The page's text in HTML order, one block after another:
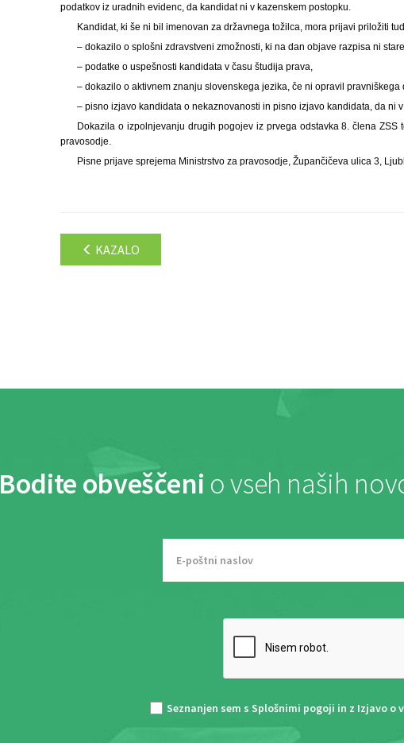
podatkov iz uradnih evidenc, da kandidat ni v kazenskem postopku.
Kandidat, ki še ni bil imenovan za državnega tožilca, mora prijavi priložiti
– dokazilo o splošni zdravstveni zmožnosti, ki na dan objave razpisa ni
– podatke o uspešnosti kandidata v času študija prava,
– dokazilo o aktivnem znanju slovenskega jezika, če ni opravil pravniškega
– pisno izjavo kandidata o nekaznovanosti in pisno izjavo kandidata, da ni v
Dokazila o izpolnjevanju drugih pogojev iz prvega odstavka 8. člena ZSS
pravosodje.
Pisne prijave sprejema Ministrstvo za pravosodje, Župančičeva ulica 3,
KAZALO
Bodite obveščeni o vseh naših
Seznanjen sem s Splošnimi pogoji in z Izjavo o